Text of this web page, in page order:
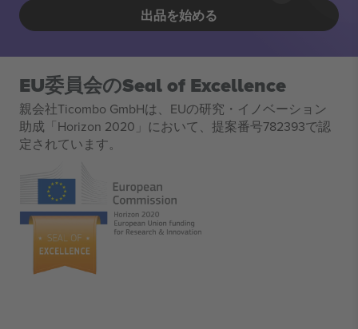
出品を始める
EU委員会のSeal of Excellence
親会社Ticombo GmbHは、EUの研究・イノベーション
助成「Horizon 2020」において、提案番号782393で認
定されています。